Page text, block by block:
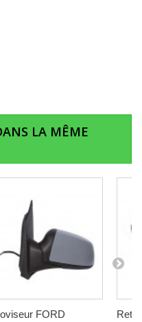
LA MÊME
FORD